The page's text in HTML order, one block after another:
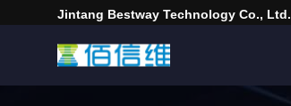
Jintang Bestway Technology Co., Ltd.